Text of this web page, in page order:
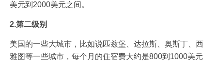
美元到2000美元之间。
2.第二级别
美国的一些大城市，比如说匹兹堡、达拉斯、奥斯丁、西
雅图等一些城市，每个月的住宿费大约是800到1000美元